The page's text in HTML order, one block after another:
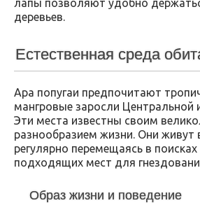
лапы позволяют удобно
деревьев.
Естественная среда
Ара попугаи предпочитают
мангровые заросли
Эти места известны своим
разнообразием жизни. Они живут
регулярно перемещаясь в
подходящих мест для
Образ жизни и поведение